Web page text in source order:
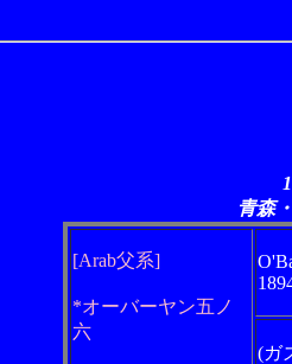
青森
[Arab父系]
*オーバーヤン五ノ
六
(ガ